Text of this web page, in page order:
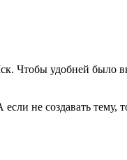
Чтобы удобней было
не создавать